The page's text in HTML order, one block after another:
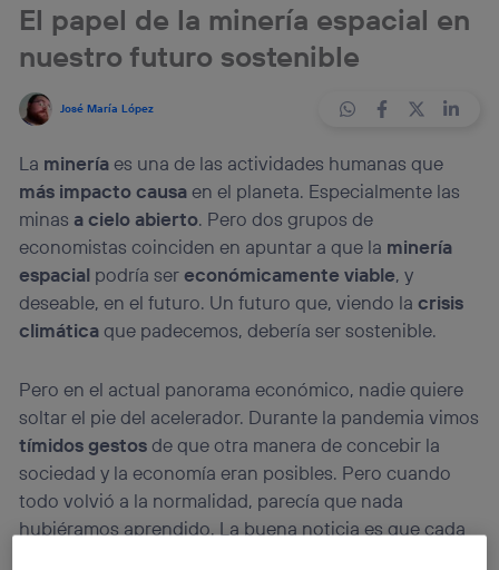
El papel de la minería espacial en
nuestro futuro sostenible
José María López
La mineríaes una de las actividades humanas que
más impacto causaen el planeta. Especialmente las
minas a cielo abierto. Pero dos grupos de
economistas coinciden en apuntar a que la minería
espacial podría sereconómicamente viable, y
deseable, en el futuro. Un futuro que, viendo lacrisis
climáticaque padecemos, debería ser sostenible.
Pero en el actual panorama económico, nadie quiere
soltar el pie del acelerador. Durante la pandemia vimos
tímidos gestosde que otra manera de concebir la
sociedad y la economía eran posibles. Pero cuando
todo volvió a la normalidad, parecía que nada
hubiéramos aprendido. La buena noticia es que cada